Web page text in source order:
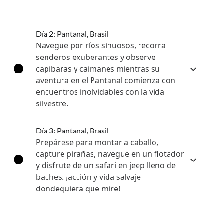
Día 2: Pantanal, Brasil
Navegue por ríos sinuosos, recorra
senderos exuberantes y observe
capibaras y caimanes mientras su
aventura en el Pantanal comienza con
encuentros inolvidables con la vida
silvestre.
Día 3: Pantanal, Brasil
Prepárese para montar a caballo,
capture pirañas, navegue en un flotador
y disfrute de un safari en jeep lleno de
baches: ¡acción y vida salvaje
dondequiera que mire!